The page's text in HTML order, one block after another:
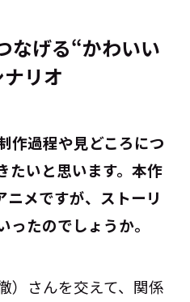
なげる“かわいい
リオ
制作過程や見どころにつ
たいと思います。本作
メですが、ストーリ
ったのでしょうか。
）さんを交えて、関係